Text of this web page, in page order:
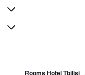
Rooms Hotel Tbilisi